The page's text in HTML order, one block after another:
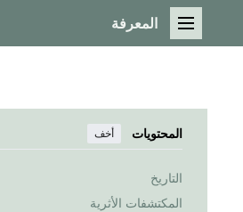
القائمة الرئيسية
المعرفة
المحتويات أخف
التاريخ
المكتشفات الأثرية